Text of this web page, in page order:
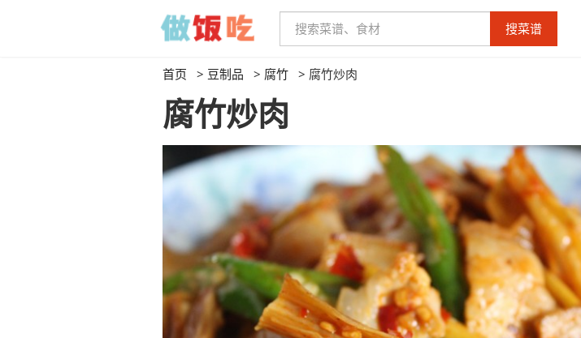
搜菜谱
首页 > 豆制品 > 腐竹> 腐竹炒肉
腐竹炒肉